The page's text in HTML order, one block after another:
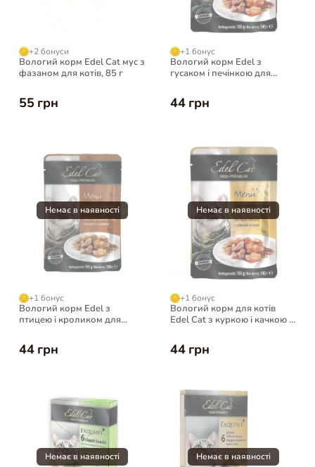
+2 бонуси
Вологий корм Edel Cat мус з
фазаном для котів, 85 г
55 грн
+1 бонус
Вологий корм Edel з
гусаком і печінкою для
44 грн
+1 бонус
Вологий корм Edel з
птицею і кроликом для
44 грн
+1 бонус
Вологий корм для котів
Edel Cat з куркою і качкою у
44 грн